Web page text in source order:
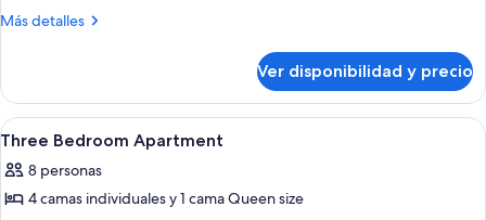
Más detalles
Más
Bedroom
Apartment
Ver disponibilidad y precio
Ver
todas
las
fotos
Un baño con un lavabo blanco, un
2
Three Bedroom Apartment
8 personas
4 camas individuales y 1 cama Queen size